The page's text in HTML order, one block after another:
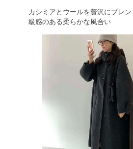
カシミアとウールを贅沢にブレ
級感のある柔らかな風合い